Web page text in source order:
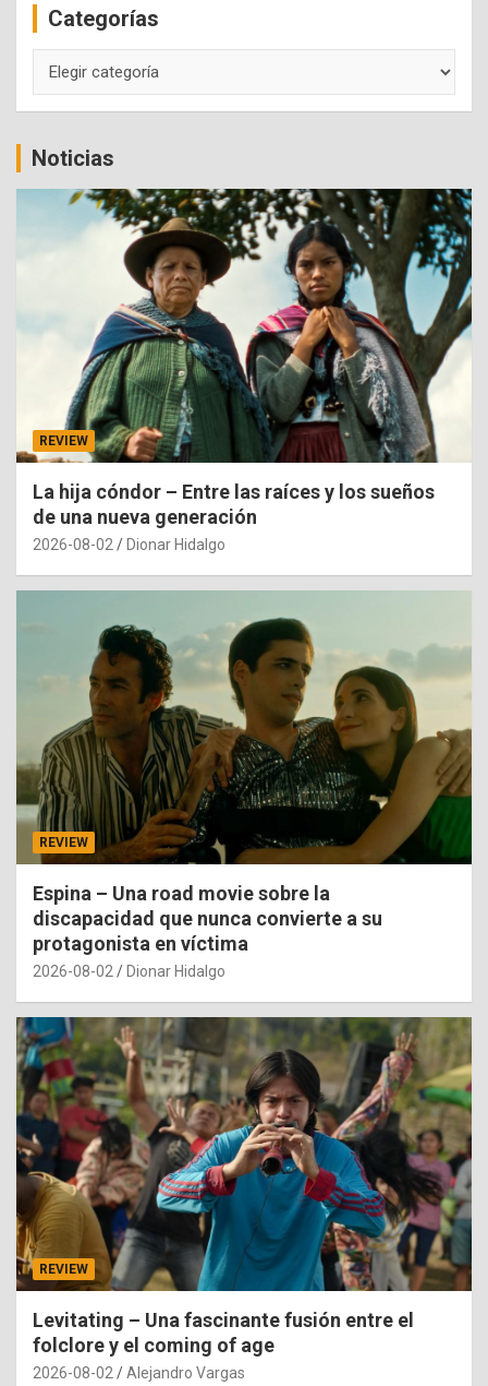
Categorías
Noticias
REVIEW
La hija cóndor – Entre las raíces y los sueños
de una nueva generación
2026-08-02 Dionar Hidalgo
REVIEW
Espina – Una road movie sobre la
discapacidad que nunca convierte a su
protagonista en víctima
2026-08-02 Dionar Hidalgo
REVIEW
Levitating – Una fascinante fusión entre el
folclore y el coming of age
2026-08-02 Alejandro Vargas